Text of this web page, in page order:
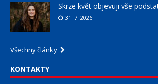
Skrze květ objevuji vše
31. 7. 2026
Všechny články
KONTAKTY